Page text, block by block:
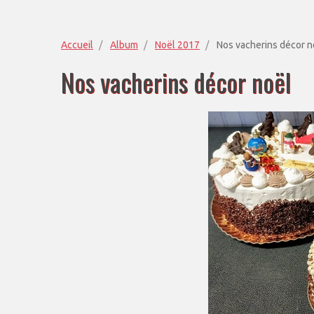
Accueil Album Noël 2017 Nos vacherins décor
Nos vacherins décor noël